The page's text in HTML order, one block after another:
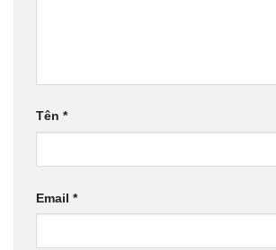
Tên *
Email *